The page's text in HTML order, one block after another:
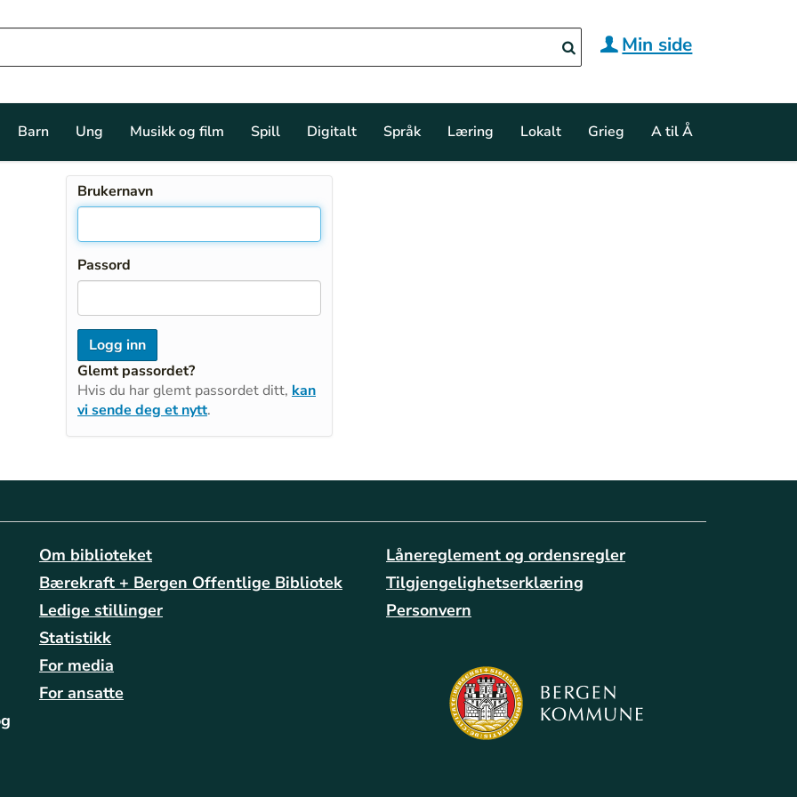
Min side
Barn Ung Musikk og film Spill Digitalt Språk Læring Lokalt Grieg A til Å
Brukernavn
Passord
Glemt passordet?
Hvis du har glemt passordet ditt, kan
vi sende deg et nytt.
Om biblioteket
Bærekraft + Bergen Offentlige Bibliotek
Ledige stillinger
Statistikk
For media
For ansatte
Lånereglement og ordensregler
Tilgjengelighetserklæring
Personvern